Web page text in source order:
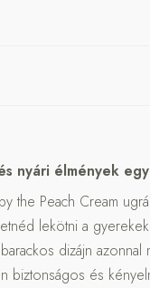
nyári élmények
the Peach Cream
lekötni a
dizájn azonnal
biztonságos és